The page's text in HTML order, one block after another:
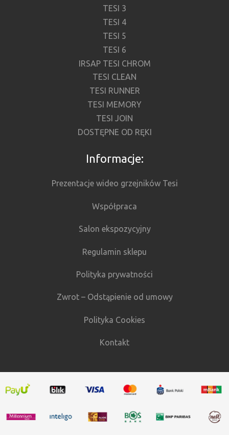
TESI 3
TESI 4
TESI 5
TESI 6
IRSAP TESI CHROM
TESI CLEAN
TESI RUNNER
TESI MEMORY
TESI JOIN
DOSTĘPNE OD RĘKI
Informacje:
Prezentacje wideo grzejników Tesi
Współpraca
Salon ekspozycyjny
Regulamin sklepu
Polityka prywatności
Zwrot – Odstąpienie od umowy
Polityka Cookies
Kontakt